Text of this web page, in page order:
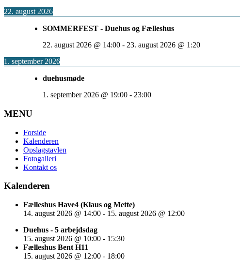
22. august 2026
SOMMERFEST - Duehus og Fælleshus
22. august 2026 @ 14:00 - 23. august 2026 @ 1:20
1. september 2026
duehusmøde
1. september 2026 @ 19:00 - 23:00
MENU
Forside
Kalenderen
Opslagstavlen
Fotogalleri
Kontakt os
Kalenderen
Fælleshus Have4 (Klaus og Mette)
14. august 2026 @ 14:00 - 15. august 2026 @ 12:00
Duehus - 5 arbejdsdag
15. august 2026 @ 10:00 - 15:30
Fælleshus Bent H11
15. august 2026 @ 12:00 - 18:00